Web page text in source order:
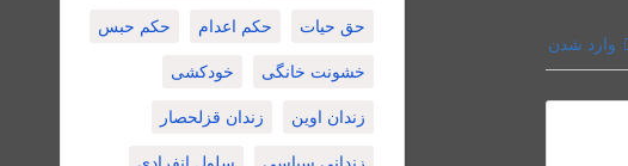
وارد شدن
حق حیات حکم اعدام حکم حبس
خشونت خانگی خودکشی
زندان اوین زندان قزلحصار